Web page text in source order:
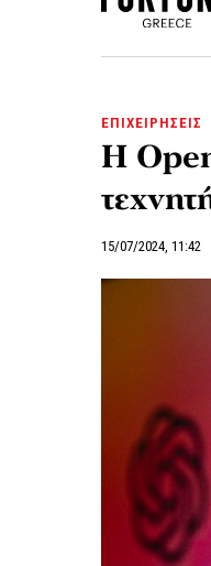
ΕΠΙΧΕΙΡΗΣΕΙΣ
Η
15/07/2024, 11:42